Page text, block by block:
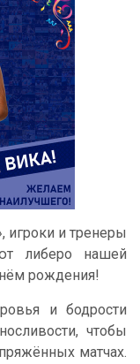
игроки и тренеры
либеро нашей
рождения!
и бодрости
чтобы
матчах.